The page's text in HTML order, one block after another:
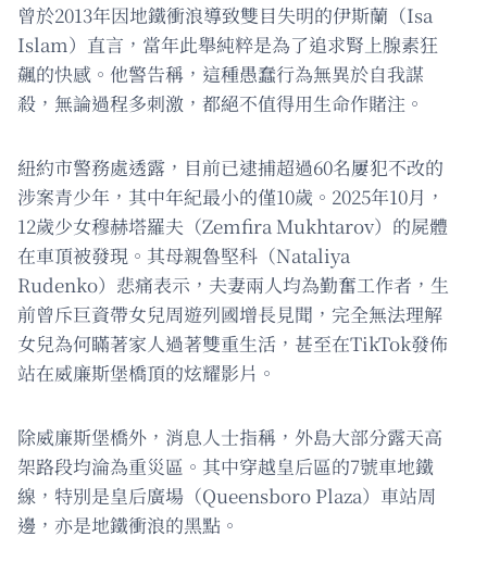
曾於2013年因地鐵衝浪導致雙目失明的伊斯蘭（Isa
Islam）直言，當年此舉純粹是為了追求腎上腺素狂
飆的快感。他警告稱，這種愚蠢行為無異於自我謀
殺，無論過程多刺激，都絕不值得用生命作賭注。
紐約市警務處透露，目前已逮捕超過60名屢犯不改的
涉案青少年，其中年紀最小的僅10歲。2025年10月，
12歲少女穆赫塔羅夫（Zemfira Mukhtarov）的屍體
在車頂被發現。其母親魯堅科（Nataliya
Rudenko）悲痛表示，夫妻兩人均為勤奮工作者，生
前曾斥巨資帶女兒周遊列國增長見聞，完全無法理解
女兒為何瞞著家人過著雙重生活，甚至在TikTok發佈
站在威廉斯堡橋頂的炫耀影片。
除威廉斯堡橋外，消息人士指稱，外島大部分露天高
架路段均淪為重災區。其中穿越皇后區的7號車地鐵
線，特別是皇后廣場（Queensboro Plaza）車站周
邊，亦是地鐵衝浪的黑點。